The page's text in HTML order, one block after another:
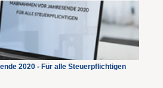
2020 - Für alle Steuerpflichtigen